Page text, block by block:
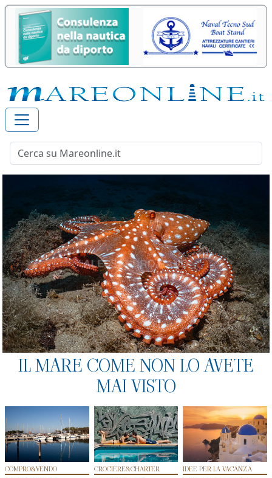
IL MARE COME NON LO AVETE
MAI VISTO
COMPRO&VENDO CROCIERE&CHARTER IDEE PER LA VACANZA